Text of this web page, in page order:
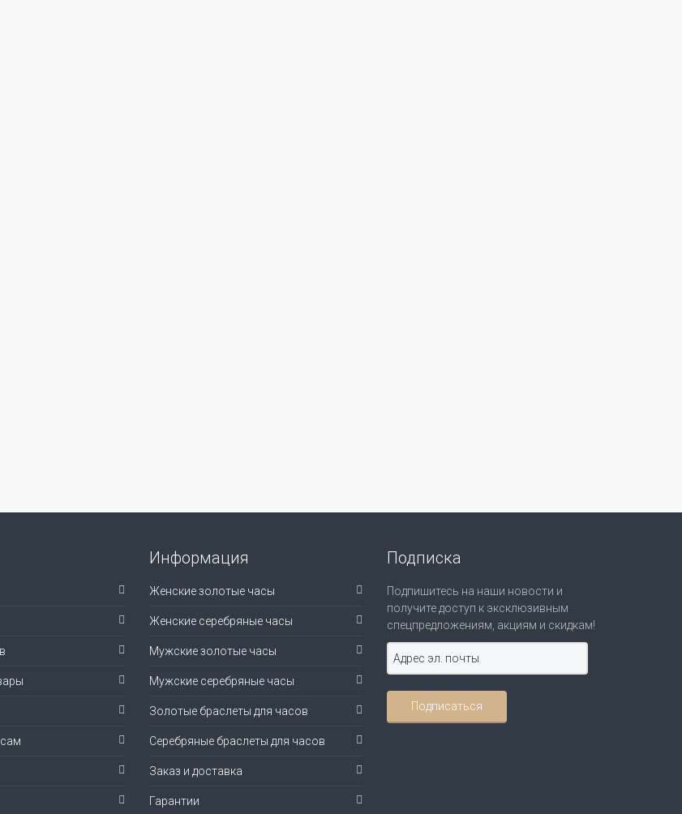
Информация
Женские золотые часы
Женские серебряные часы
Мужские золотые часы
Мужские серебряные часы
Золотые браслеты для часов
Серебряные браслеты для часов
Заказ и доставка
Гарантии
Подписка
Подпишитесь на наши новости и
получите доступ к эксклюзивным
спецпредложениям, акциям и скидкам!